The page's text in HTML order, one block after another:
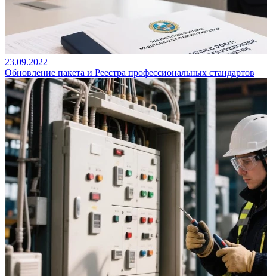
23.09.2022
Обновление пакета и Реестра профессиональных стандартов